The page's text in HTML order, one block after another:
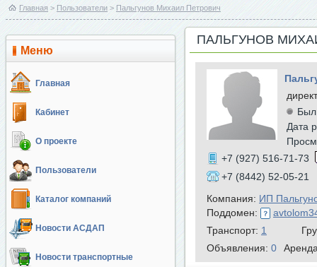
Главная > Пользователи > Пальгунов Михаил Петрович
Меню
Главная
Кабинет
О проекте
Пользователи
Каталог компаний
Новости АСДАП
Новости транспортные
ПАЛЬГУНОВ
Был
Дата
+7 (927) 516-71-73
+7 (8442) 52-05-21
Компания: ИП
Поддомен:
Транспорт: 1
Объявления: 0